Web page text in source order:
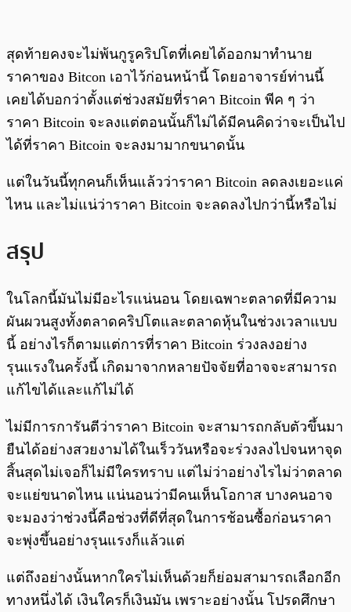
สุดท้ายคงจะไม่พ้นกูรูคริปโตที่เคยได้ออกมาทำนาย
ราคาของ Bitcon เอาไว้ก่อนหน้านี้ โดยอาจารย์ท่านนี้
เคยได้บอกว่าตั้งแต่ช่วงสมัยที่ราคา Bitcoin พีค ๆ ว่า
ราคา Bitcoin จะลงแต่ตอนนั้นก็ไม่ได้มีคนคิดว่าจะเป็นไป
ได้ที่ราคา Bitcoin จะลงมามากขนาดนั้น
แต่ในวันนี้ทุกคนก็เห็นแล้วว่าราคา Bitcoin ลดลงเยอะแค่
ไหน และไม่แน่ว่าราคา Bitcoin จะลดลงไปกว่านี้หรือไม่
สรุป
ในโลกนี้มันไม่มีอะไรแน่นอน โดยเฉพาะตลาดที่มีความ
ผันผวนสูงทั้งตลาดคริปโตและตลาดหุ้นในช่วงเวลาแบบ
นี้ อย่างไรก็ตามแต่การที่ราคา Bitcoin ร่วงลงอย่าง
รุนแรงในครั้งนี้ เกิดมาจากหลายปัจจัยที่อาจจะสามารถ
แก้ไขได้และแก้ไม่ได้
ไม่มีการการันตีว่าราคา Bitcoin จะสามารถกลับตัวขึ้นมา
ยืนได้อย่างสวยงามได้ในเร็ววันหรือจะร่วงลงไปจนหาจุด
สิ้นสุดไม่เจอก็ไม่มีใครทราบ แต่ไม่ว่าอย่างไรไม่ว่าตลาด
จะแย่ขนาดไหน แน่นอนว่ามีคนเห็นโอกาส บางคนอาจ
จะมองว่าช่วงนี้คือช่วงที่ดีที่สุดในการช้อนซื้อก่อนราคา
จะพุ่งขึ้นอย่างรุนแรงก็แล้วแต่
แต่ถึงอย่างนั้นหากใครไม่เห็นด้วยก็ย่อมสามารถเลือกอีก
ทางหนึ่งได้ เงินใครก็เงินมัน เพราะอย่างนั้น โปรดศึกษา